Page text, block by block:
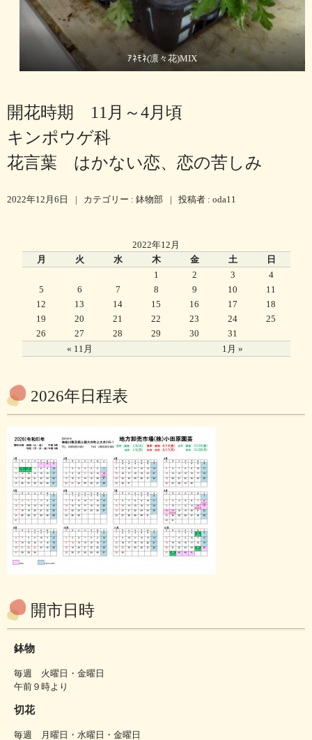
ｱﾈﾓﾈ(凛々花)MIX
開花時期 11月～4月頃
キンポウゲ科
花言葉 はかない恋、恋の苦しみ
2022年12月6日 | カテゴリー : 鉢物部 | 投稿者 : oda11
2022年12月
月
火 水 木 金 土 日
« 11月 1月 »
1 2 3
4
5
6 7 8 9 10
11
12
13 14 15 16 17
18
19
20 21 22 23 24
25
26
27 28 29 30 31
2026年日程表
開市日時
鉢物
毎週 火曜日・金曜日
午前９時より
切花
毎週 月曜日・水曜日・金曜日